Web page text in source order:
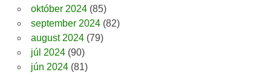
október 2024(85)
september 2024(82)
august 2024(79)
júl 2024(90)
jún 2024(81)